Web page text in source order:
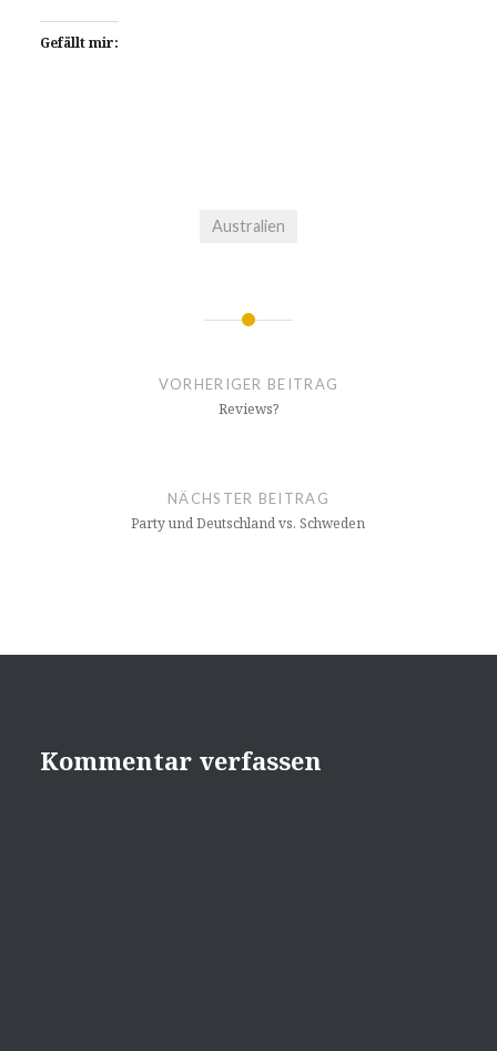
Gefällt mir:
Australien
Beitragsnavigation
VORHERIGER BEITRAG
Reviews?
NÄCHSTER BEITRAG
Party und Deutschland vs. Schweden
Kommentar verfassen